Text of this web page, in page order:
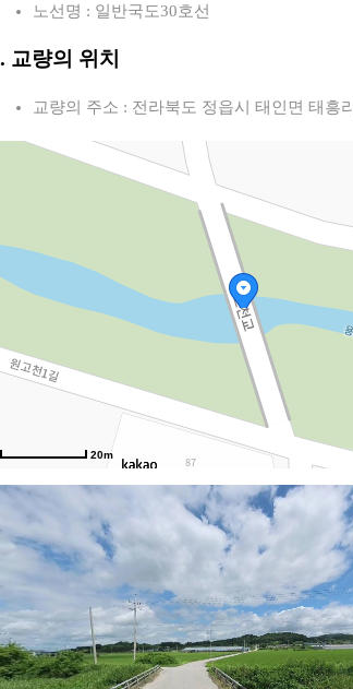
노선명 : 일반국도30호선
교량의 위치
교량의 주소 : 전라북도 정읍시 태인면 태흥리
20m
천1길